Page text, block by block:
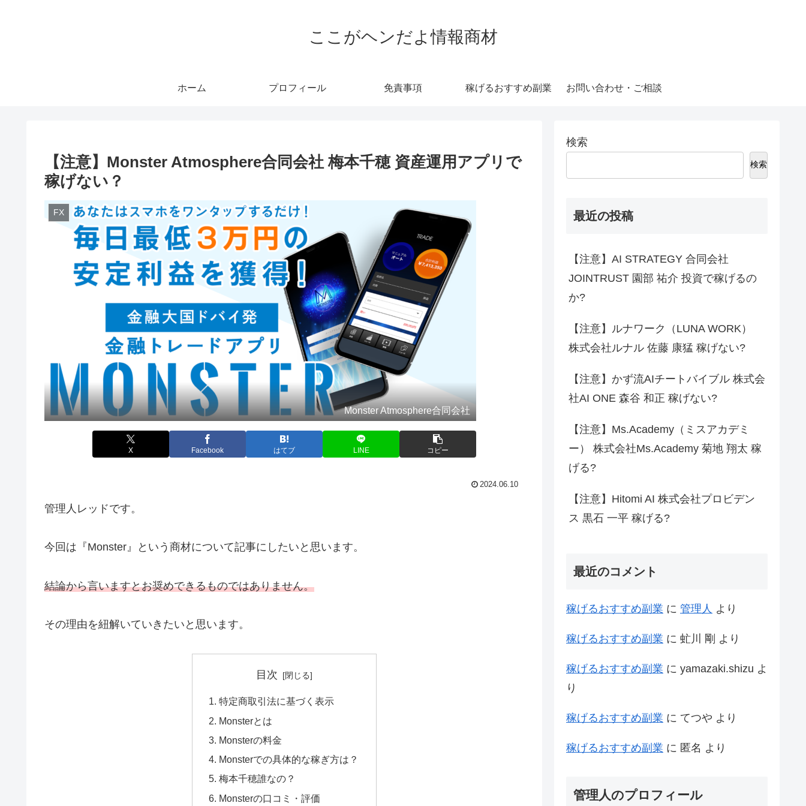
ここがヘンだよ情報商材
ホーム プロフィール 免責事項 稼げるおすすめ副業 お問い合わせ・ご相談
【注意】Monster Atmosphere合同会社 梅本千穂 資産運用アプリで
稼げない？
FX
Monster Atmosphere合同会社
X Facebook はてブ LINE コピー
2024.06.10
管理人レッドです。
今回は『Monster』という商材について記事にしたいと思います。
結論から言いますとお奨めできるものではありません。
その理由を紐解いていきたいと思います。
目次
特定商取引法に基づく表示
Monsterとは
Monsterの料金
Monsterでの具体的な稼ぎ方は？
梅本千穂誰なの？
Monsterの口コミ・評価
検索
検索
最近の投稿
【注意】AI STRATEGY 合同会社
JOINTRUST 園部 祐介 投資で稼げるの
か?
【注意】ルナワーク（LUNA WORK）
株式会社ルナル 佐藤 康猛 稼げない?
【注意】かず流AIチートバイブル 株式会
社AI ONE 森谷 和正 稼げない?
【注意】Ms.Academy（ミスアカデミ
ー） 株式会社Ms.Academy 菊地 翔太 稼
げる?
【注意】Hitomi AI 株式会社プロビデン
ス 黒石 一平 稼げる?
最近のコメント
稼げるおすすめ副業 に 管理人 より
稼げるおすすめ副業 に 虻川 剛 より
稼げるおすすめ副業 に yamazaki.shizu よ
り
稼げるおすすめ副業 に てつや より
稼げるおすすめ副業 に 匿名 より
管理人のプロフィール